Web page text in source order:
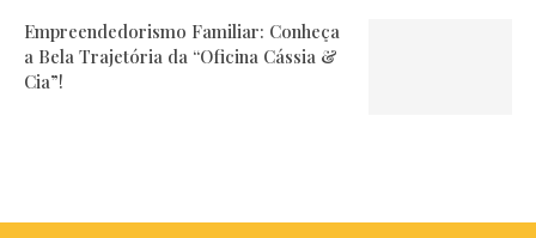
Empreendedorismo Familiar: Conheça
a Bela Trajetória da “Oficina Cássia &
Cia”!